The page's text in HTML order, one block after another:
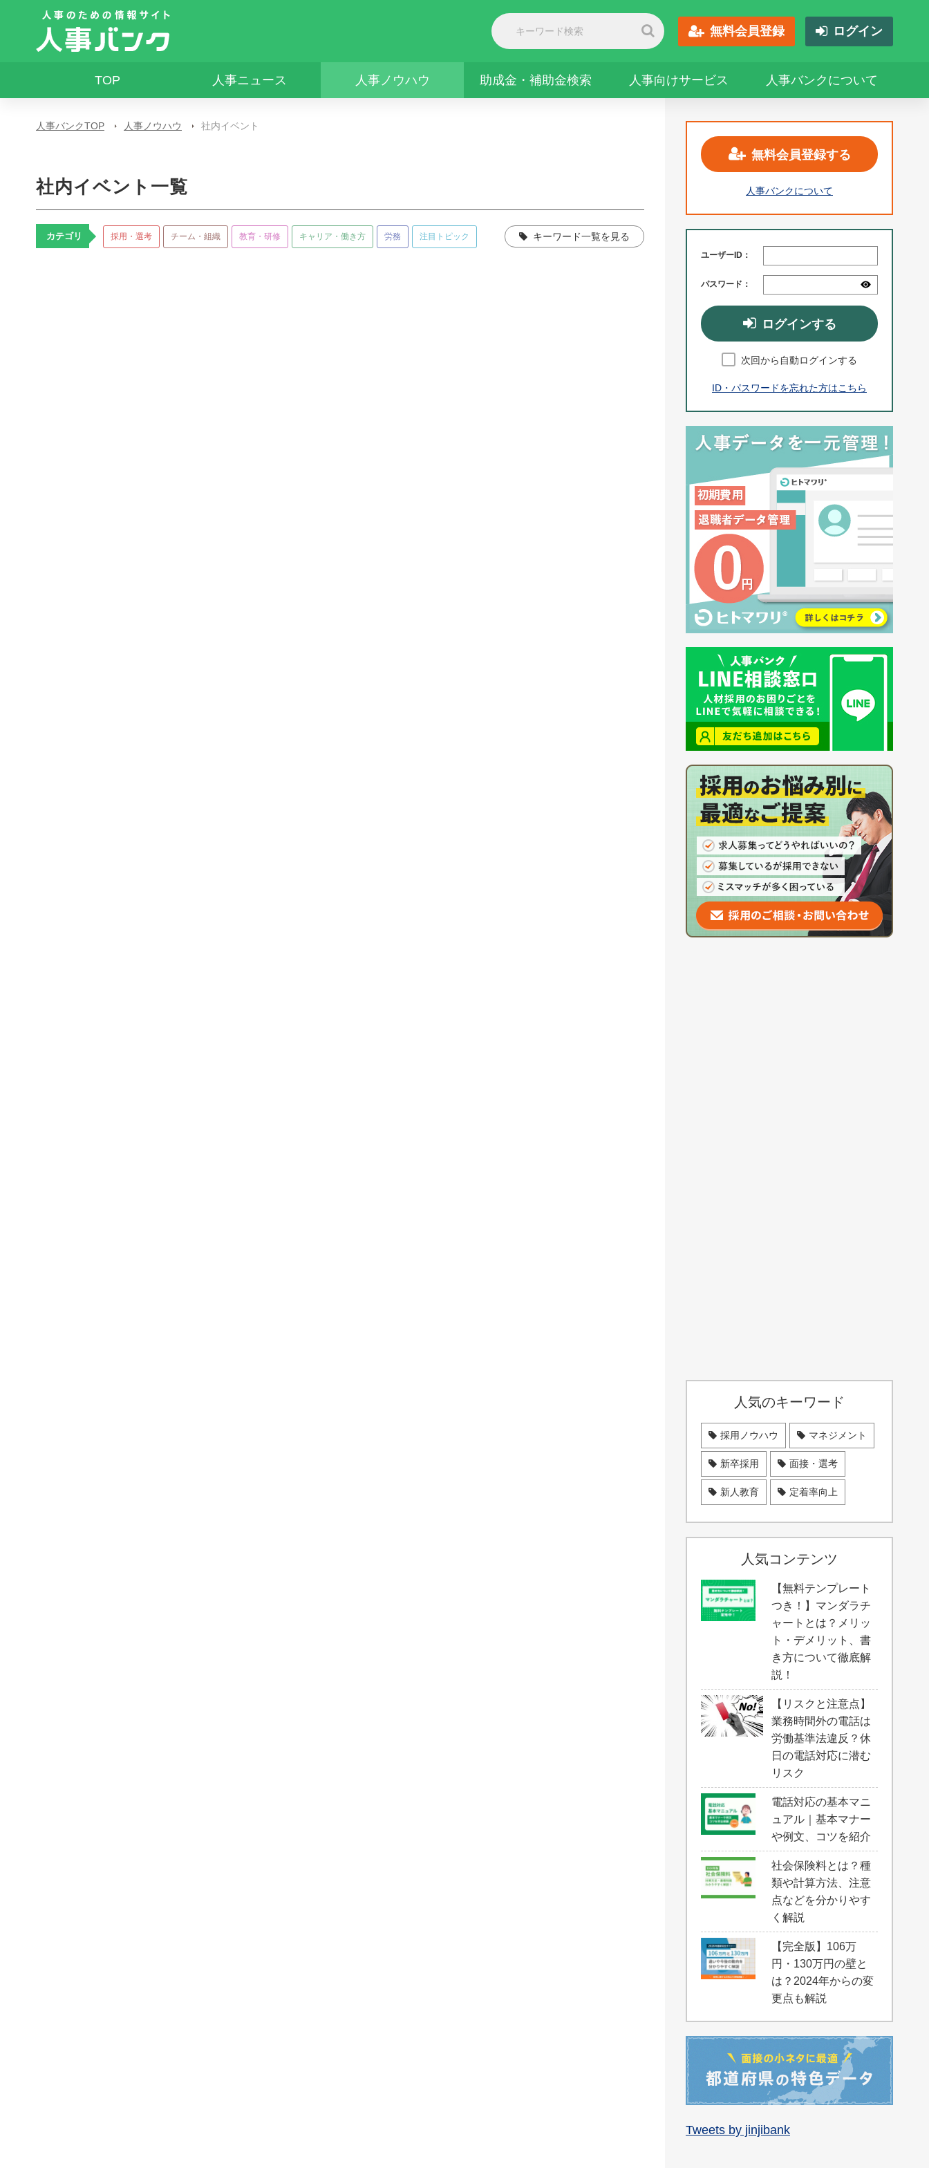
無料会員登録 ログイン
TOP 人事ニュース 人事ノウハウ 助成金・補助金検索 人事向けサービス 人事バンクについて
人事バンクTOP 人事ノウハウ 社内イベント
社内イベント一覧
カテゴリ 採用・選考 チーム・組織 教育・研修 キャリア・働き方 労務 注目トピック キーワード一覧を見る
無料会員登録する
人事バンクについて
ユーザーID：
パスワード：
ログインする
次回から自動ログインする
ID・パスワードを忘れた方はこちら
人気のキーワード
採用ノウハウ マネジメント
新卒採用 面接・選考
新人教育 定着率向上
人気コンテンツ
【無料テンプレート
つき！】マンダラチ
ャートとは？メリッ
ト・デメリット、書
き方について徹底解
説！
【リスクと注意点】
業務時間外の電話は
労働基準法違反？休
日の電話対応に潜む
リスク
電話対応の基本マニ
ュアル｜基本マナー
や例文、コツを紹介
社会保険料とは？種
類や計算方法、注意
点などを分かりやす
く解説
【完全版】106万
円・130万円の壁と
は？2024年からの変
更点も解説
Tweets by jinjibank